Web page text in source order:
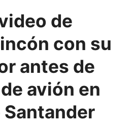
de
con su
antes de
avión en